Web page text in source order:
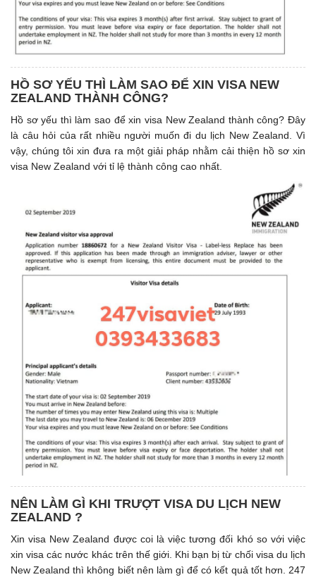
HỒ SƠ YẾU THÌ LÀM SAO ĐỂ XIN VISA NEW
ZEALAND THÀNH CÔNG?
Hồ sơ yếu thì làm sao để xin visa New Zealand thành công? Đây
là câu hỏi của rất nhiều người muốn đi du lịch New Zealand. Vì
vậy, chúng tôi xin đưa ra một giải pháp nhằm cải thiện hồ sơ xin
visa New Zealand với tỉ lệ thành công cao nhất.
NÊN LÀM GÌ KHI TRƯỢT VISA DU LỊCH NEW
ZEALAND ?
Xin visa New Zealand được coi là việc tương đối khó so với việc
xin visa các nước khác trên thế giới. Khi bạn bị từ chối visa du lịch
New Zealand thì không biết nên làm gì để có kết quả tốt hơn. 247